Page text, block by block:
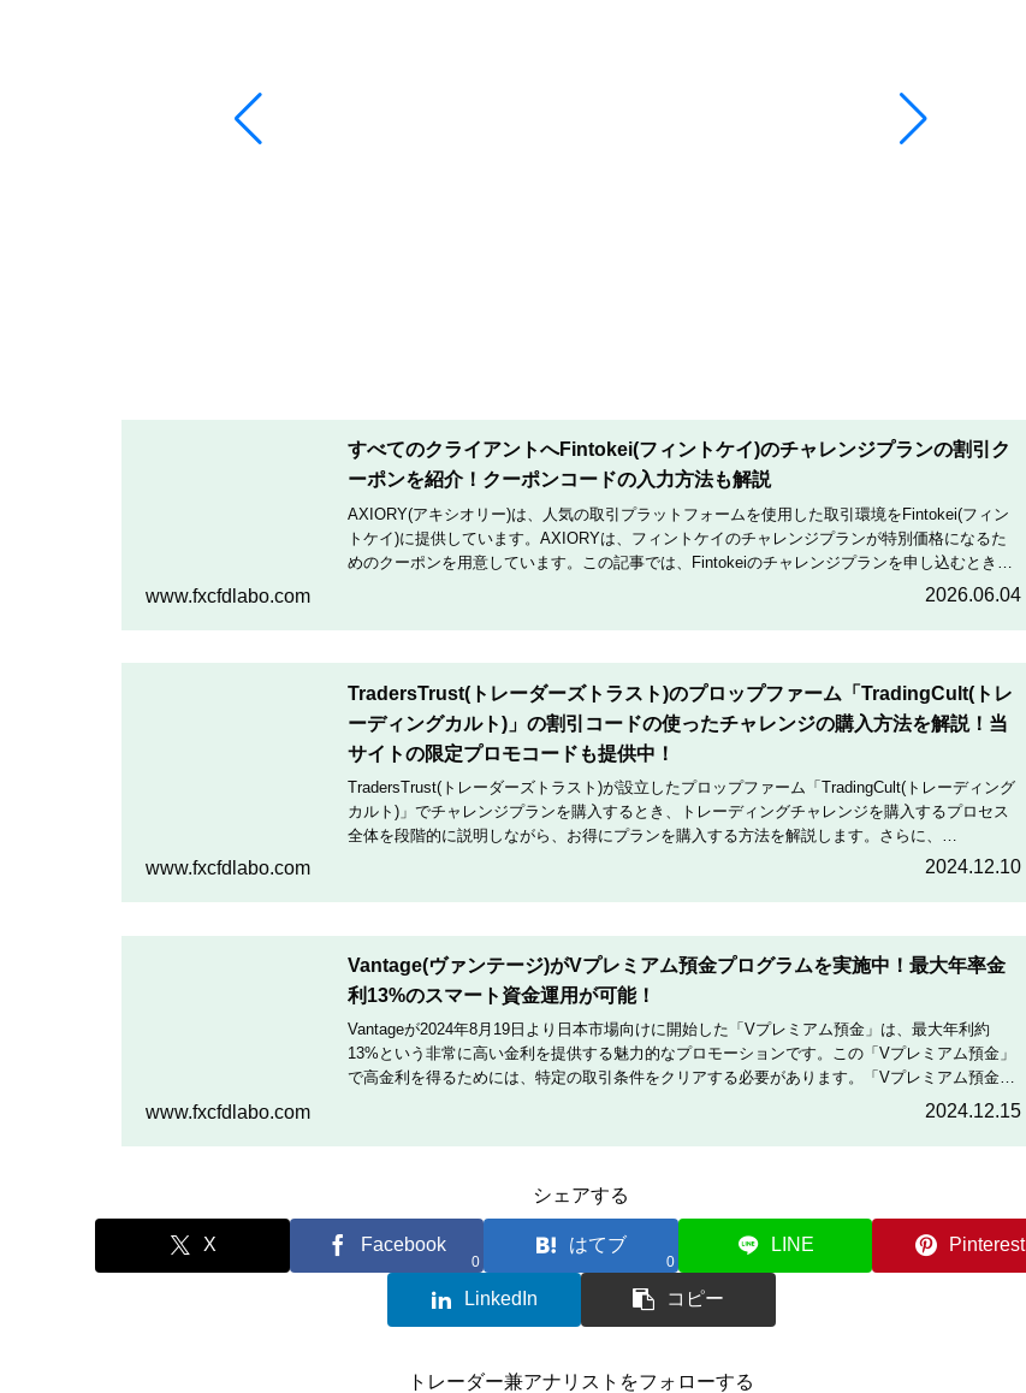
すべてのクライアントへFintokei(フィントケイ)のチャレンジプランの割引ク
ーポンを紹介！クーポンコードの入力方法も解説
AXIORY(アキシオリー)は、人気の取引プラットフォームを使用した取引環境をFintokei(フィン
トケイ)に提供しています。AXIORYは、フィントケイのチャレンジプランが特別価格になるた
めのクーポンを用意しています。この記事では、Fintokeiのチャレンジプランを申し込むときの
www.fxcfdlabo.com 2026.06.04
TradersTrust(トレーダーズトラスト)のプロップファーム「TradingCult(トレ
ーディングカルト)」の割引コードの使ったチャレンジの購入方法を解説！当
サイトの限定プロモコードも提供中！
TradersTrust(トレーダーズトラスト)が設立したプロップファーム「TradingCult(トレーディング
カルト)」でチャレンジプランを購入するとき、トレーディングチャレンジを購入するプロセス
全体を段階的に説明しながら、お得にプランを購入する方法を解説します。さらに、
TradingCultがほぼ定期的に実施している割引コードとお得な割引コードを紹介します。
www.fxcfdlabo.com 2024.12.10
Vantage(ヴァンテージ)がVプレミアム預金プログラムを実施中！最大年率金
利13%のスマート資金運用が可能！
Vantageが2024年8月19日より日本市場向けに開始した「Vプレミアム預金」は、最大年利約
13%という非常に高い金利を提供する魅力的なプロモーションです。この「Vプレミアム預金」
で高金利を得るためには、特定の取引条件をクリアする必要があります。「Vプレミアム預金」
を行いたい人は、この記事をしっかりと読んで、条件をよく確認した後で参加しましょう。
www.fxcfdlabo.com 2024.12.15
シェアする
X Facebook
0
はてブ
0
LINE Pinterest
LinkedIn コピー
トレーダー兼アナリストをフォローする